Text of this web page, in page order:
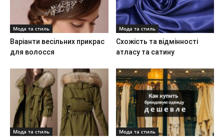
Мода та стиль
Варіанти весільних прикрас
для волосся
Мода та стиль
Схожість та відмінності
атласу та сатину
Мода та стиль Мода та стиль